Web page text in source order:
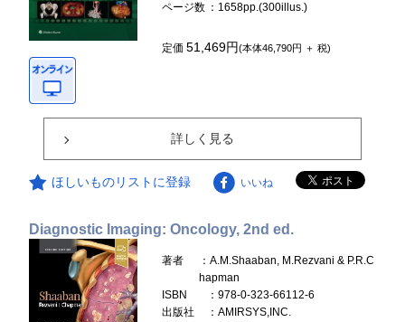
ページ数 ：1658pp.(300illus.)
定価51,469円(本体46,790円 ＋ 税)
詳しく見る
ほしいものリストに登録 いいね
Diagnostic Imaging: Oncology, 2nd ed.
著者
：A.M.Shaaban, M.Rezvani & P.R.C
hapman
ISBN
：978-0-323-66112-6
出版社
：AMIRSYS,INC.